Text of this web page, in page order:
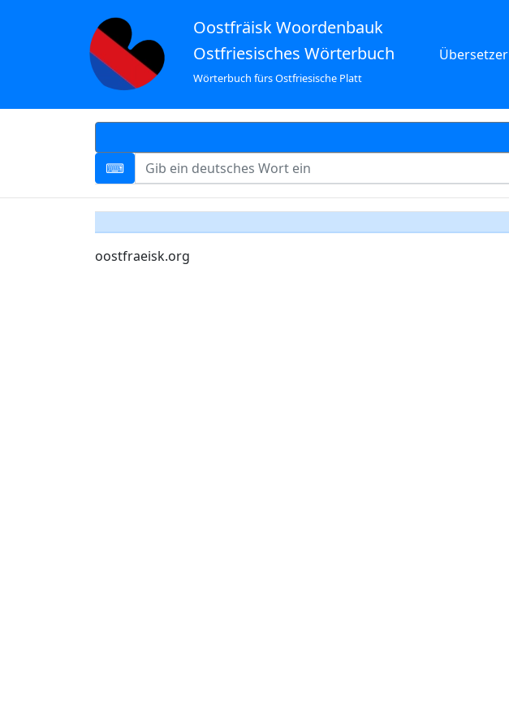
Oostfräisk Woordenbauk
Ostfriesisches Wörterbuch
Wörterbuch fürs Ostfriesische Platt
Übersetzer
oostfraeisk.org